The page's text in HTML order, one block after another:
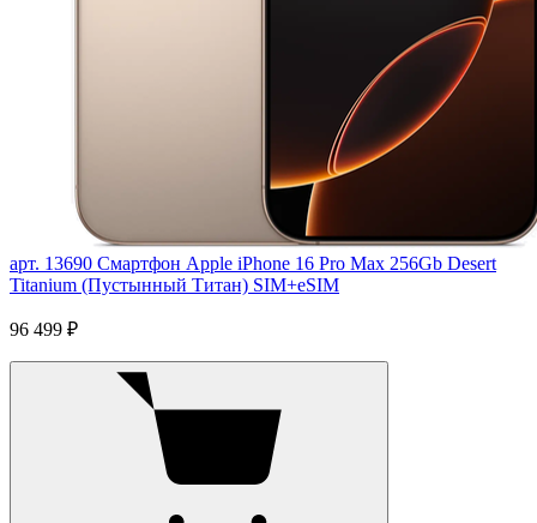
арт. 13690 Смартфон Apple iPhone 16 Pro Max 256Gb Desert
Titanium (Пустынный Титан) SIM+eSIM
96 499 ₽